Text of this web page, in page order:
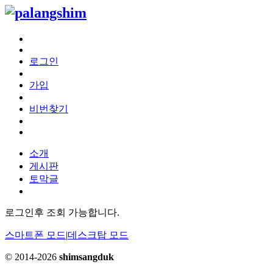
로그인
가입
비번찾기
소개
게시판
토막글
로그인후 조회 가능합니다.
스마트폰 모드|데스크탑 모드
© 2014-2026 shimsangduk